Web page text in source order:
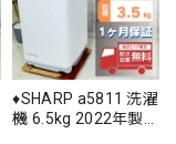
♦️SHARP a5811 洗濯
機 6.5kg 2022年製